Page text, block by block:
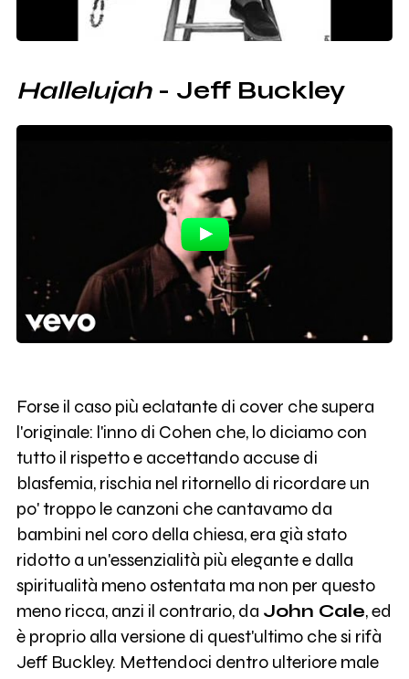
Hallelujah- Jeff Buckley
Forse il caso più eclatante di cover che supera
l'originale: l'inno di Cohen che, lo diciamo con
tutto il rispetto e accettando accuse di
blasfemia, rischia nel ritornello di ricordare un
po' troppo le canzoni che cantavamo da
bambini nel coro della chiesa, era già stato
ridotto a un'essenzialità più elegante e dalla
spiritualità meno ostentata ma non per questo
meno ricca, anzi il contrario, da John Cale, ed
è proprio alla versione di quest'ultimo che si rifà
Jeff Buckley. Mettendoci dentro ulteriore male